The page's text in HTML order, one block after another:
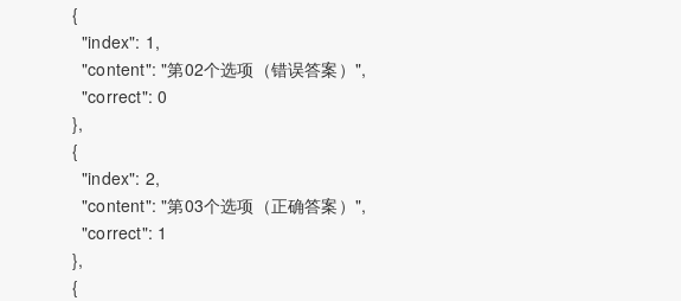
              {
                "index": 1,
                "content": "第02个选项（错误答案）",
                "correct": 0
              },
              {
                "index": 2,
                "content": "第03个选项（正确答案）",
                "correct": 1
              },
              {